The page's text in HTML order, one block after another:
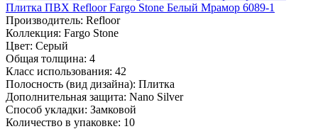
Плитка ПВХ Refloor Fargo Stone Белый Мрамор 6089-1
Производитель: Refloor
Коллекция: Fargo Stone
Цвет: Серый
Общая толщина: 4
Класс использования: 42
Полосность (вид дизайна): Плитка
Дополнительная защита: Nano Silver
Способ укладки: Замковой
Количество в упаковке: 10